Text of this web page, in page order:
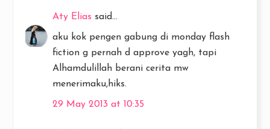
Aty Elias said...
aku kok pengen gabung di monday flash
fiction g pernah d approve yagh, tapi
Alhamdulillah berani cerita mw
menerimaku,hiks.
29 May 2013 at 10:35